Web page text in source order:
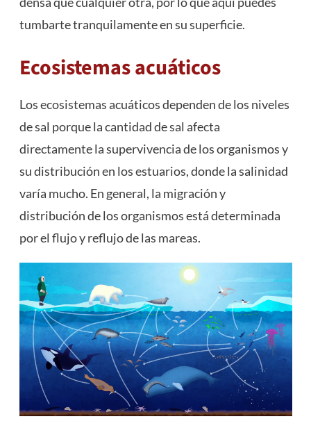
tumbarte tranquilamente en su superficie.
Ecosistemas acuáticos
Losecosistemasacuáticos dependen de los niveles
de sal porque la cantidad de sal afecta
directamente la supervivencia de los organismos y
su distribución en los estuarios, donde la salinidad
varía mucho. En general, la migración y
distribución de los organismos está determinada
por el flujo y reflujo de las mareas.